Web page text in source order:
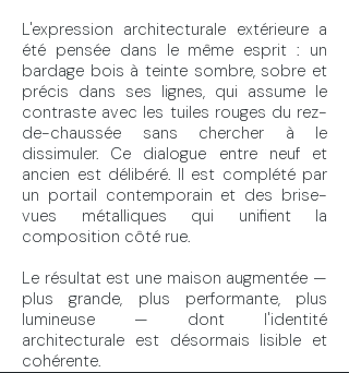
L'expression architecturale extérieure a
été pensée dans le même esprit : un
bardage bois à teinte sombre, sobre et
précis dans ses lignes, qui assume le
contraste avec les tuiles rouges du rez-
de-chaussée sans chercher à le
dissimuler. Ce dialogue entre neuf et
ancien est délibéré. Il est complété par
un portail contemporain et des brise-
vues métalliques qui unifient la
composition côté rue.
Le résultat est une maison augmentée —
plus grande, plus performante, plus
lumineuse — dont l'identité
architecturale est désormais lisible et
cohérente.